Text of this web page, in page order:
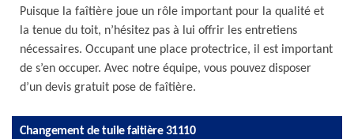
Puisque la faîtière joue un rôle important pour la qualité et
la tenue du toit, n’hésitez pas à lui offrir les entretiens
nécessaires. Occupant une place protectrice, il est important
de s’en occuper. Avec notre équipe, vous pouvez disposer
d’un devis gratuit pose de faîtière.
Changement de tuile faitière 31110